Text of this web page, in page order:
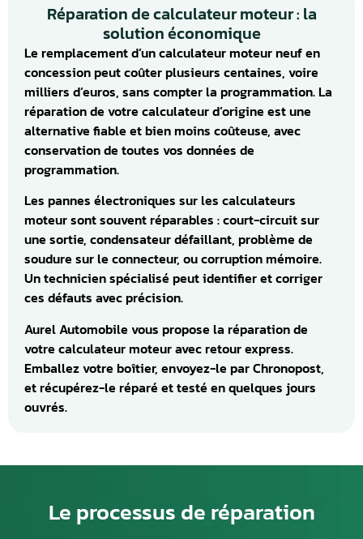
Réparation de calculateur moteur : la
solution économique
Le remplacement d’un calculateur moteur neuf en
concession peut coûter plusieurs centaines, voire
milliers d’euros, sans compter la programmation. La
réparation de votre calculateur d’origine est une
alternative fiable et bien moins coûteuse, avec
conservation de toutes vos données de
programmation.
Les pannes électroniques sur les calculateurs
moteur sont souvent réparables : court-circuit sur
une sortie, condensateur défaillant, problème de
soudure sur le connecteur, ou corruption mémoire.
Un technicien spécialisé peut identifier et corriger
ces défauts avec précision.
Aurel Automobile vous propose la réparation de
votre calculateur moteur avec retour express.
Emballez votre boîtier, envoyez-le par Chronopost,
et récupérez-le réparé et testé en quelques jours
ouvrés.
Le processus de réparation